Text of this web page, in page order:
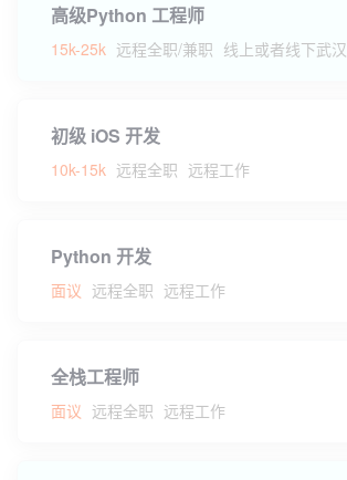
高级Python 工程师
15k-25k 远程全职/兼职 线上或者线下武汉
初级 iOS 开发
10k-15k 远程全职 远程工作
Python 开发
面议 远程全职 远程工作
全栈工程师
面议 远程全职 远程工作